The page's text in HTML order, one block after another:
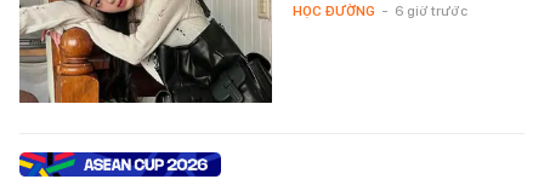
HỌC ĐƯỜNG - 6 giờ trước